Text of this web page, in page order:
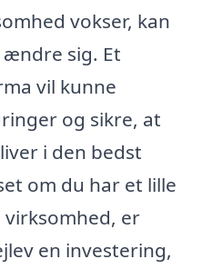
vokser, kan
sig. Et
vil kunne
og sikre, at
i den bedst
om du har et lille
er
en investering,